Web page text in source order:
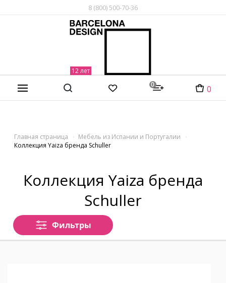
8 (800) 500-70-36
0 0
Главная страница
Мебель из Испании и Португалии
Коллекция Yaiza бренда Schuller
Коллекция Yaiza бренда
Schuller
Фильтры